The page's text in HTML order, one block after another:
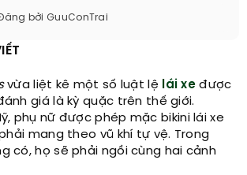
bởi GuuConTrai
vừa liệt kê một số luật lệ lái xe được
giá là kỳ quặc trên thế giới.
phụ nữ được phép mặc bikini lái xe
mang theo vũ khí tự vệ. Trong
có, họ sẽ phải ngồi cùng hai cảnh